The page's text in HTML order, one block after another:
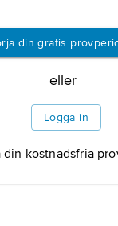
om artikeln
din gratis
eller
Logga in
din kostnadsfria